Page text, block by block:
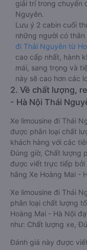
giải trí trong chuyến
Nguyên.
Lưu ý 2 cabin cuối
những người có thân
đi Thái Nguyên từ
cao cấp nhất, hành
mái, sang trọng và
này sẽ cao hơn các
2. Về chất lượng,
- Hà Nội Thái
Xe limousine đi Thái
được phân loại chất
khách hàng với các
Đúng giờ, Chất lượng
được viết trực tiếp bởi
hãng Xe Hoàng Mai -
Xe limousine đi Thái
phân loại chất lượng
Hoàng Mai - Hà Nội
như: Chất lượng xe,
Đánh giá này được